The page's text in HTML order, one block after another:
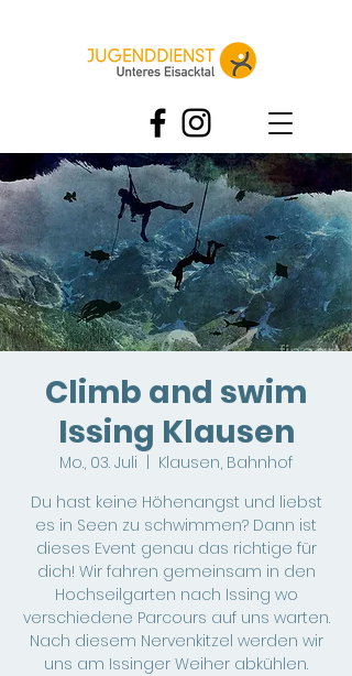
Climb and swim
Issing Klausen
Mo., 03. Juli
Klausen, Bahnhof
Du hast keine Höhenangst und liebst
es in Seen zu schwimmen? Dann ist
dieses Event genau das richtige für
dich! Wir fahren gemeinsam in den
Hochseilgarten nach Issing wo
verschiedene Parcours auf uns warten.
Nach diesem Nervenkitzel werden wir
uns am Issinger Weiher abkühlen.